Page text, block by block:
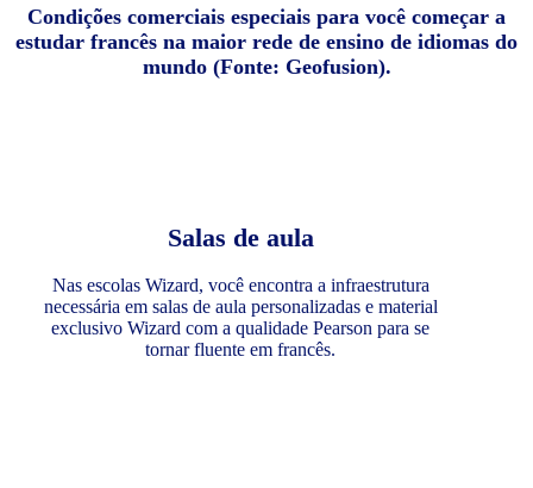
Condições comerciais especiais para você começar a
estudar francês na maior rede de ensino de idiomas do
mundo (Fonte: Geofusion).
Salas de aula
Nas escolas Wizard, você encontra a infraestrutura
necessária em salas de aula personalizadas e material
exclusivo Wizard com a qualidade Pearson para se
tornar fluente em francês.